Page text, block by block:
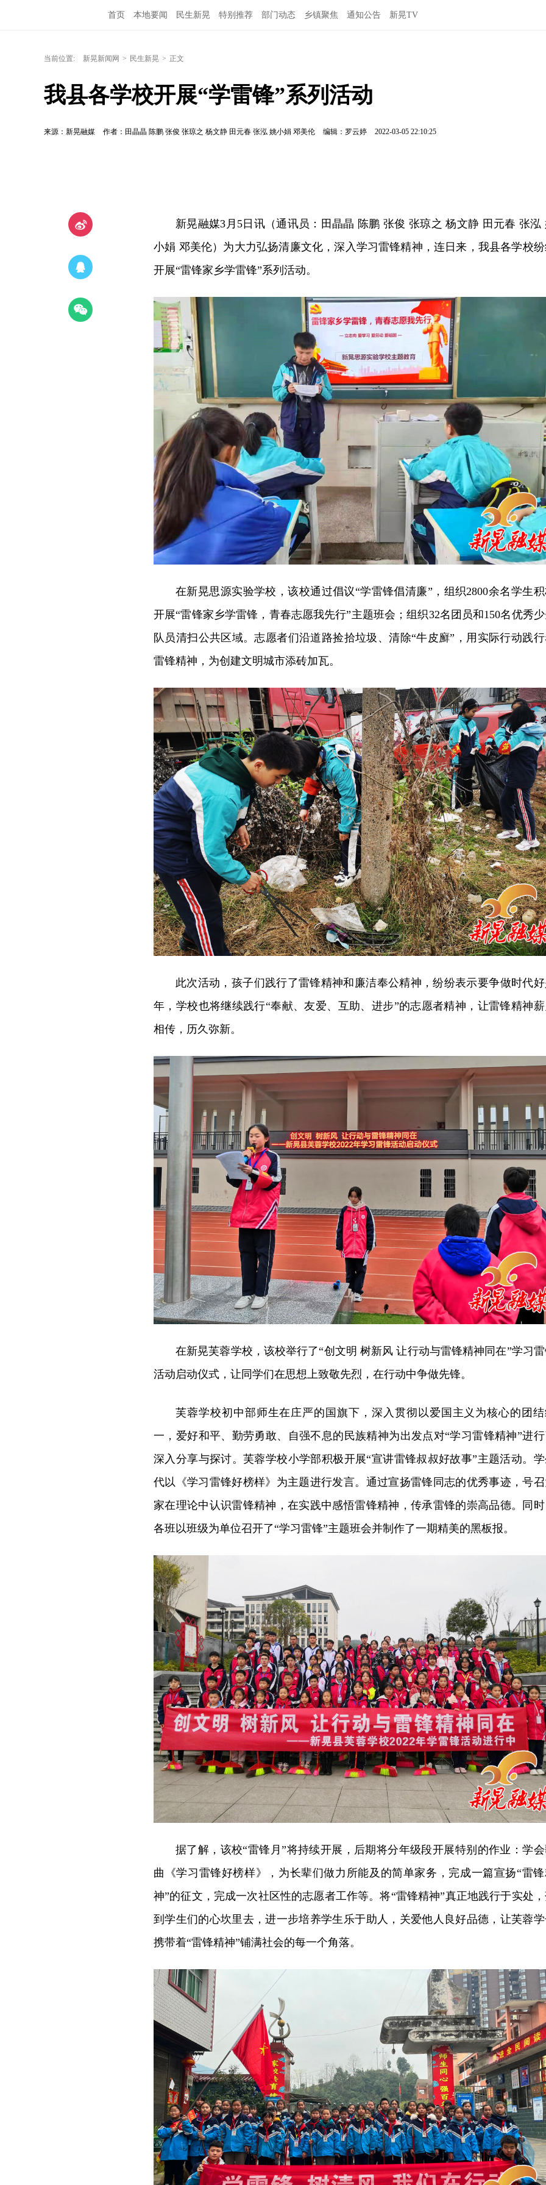
首页 本地要闻 民生新晃 特别推荐 部门动态 乡镇聚焦 通知公告 新晃TV
当前位置: 新晃新闻网 > 民生新晃 > 正文
我县各学校开展“学雷锋”系列活动
来源：新晃融媒 作者：田晶晶 陈鹏 张俊 张琼之 杨文静 田元春 张泓 姚小娟 邓美伦 编辑：罗云婷 2022-03-05 22:10:25
新晃融媒3月5日讯（通讯员：田晶晶 陈鹏 张俊 张琼之 杨文静 田元春 张泓
小娟 邓美伦）为大力弘扬清廉文化，深入学习雷锋精神，连日来，我县各学校
开展“雷锋家乡学雷锋”系列活动。
在新晃思源实验学校，该校通过倡议“学雷锋倡清廉”，组织2800余名学生
开展“雷锋家乡学雷锋，青春志愿我先行”主题班会；组织32名团员和150名优秀
队员清扫公共区域。志愿者们沿道路捡拾垃圾、清除“牛皮廯”，用实际行动践
雷锋精神，为创建文明城市添砖加瓦。
此次活动，孩子们践行了雷锋精神和廉洁奉公精神，纷纷表示要争做时代
年，学校也将继续践行“奉献、友爱、互助、进步”的志愿者精神，让雷锋精神
相传，历久弥新。
在新晃芙蓉学校，该校举行了“创文明 树新风 让行动与雷锋精神同在”学习
活动启动仪式，让同学们在思想上致敬先烈，在行动中争做先锋。
芙蓉学校初中部师生在庄严的国旗下，深入贯彻以爱国主义为核心的团
一，爱好和平、勤劳勇敢、自强不息的民族精神为出发点对“学习雷锋精神”进
深入分享与探讨。芙蓉学校小学部积极开展“宣讲雷锋叔叔好故事”主题活动。
代以《学习雷锋好榜样》为主题进行发言。通过宣扬雷锋同志的优秀事迹，号
家在理论中认识雷锋精神，在实践中感悟雷锋精神，传承雷锋的崇高品德。同
各班以班级为单位召开了“学习雷锋”主题班会并制作了一期精美的黑板报。
据了解，该校“雷锋月”将持续开展，后期将分年级段开展特别的作业：学
曲《学习雷锋好榜样》，为长辈们做力所能及的简单家务，完成一篇宣扬“雷
神”的征文，完成一次社区性的志愿者工作等。将“雷锋精神”真正地践行于实处
到学生们的心坎里去，进一步培养学生乐于助人，关爱他人良好品德，让芙蓉
携带着“雷锋精神”铺满社会的每一个角落。